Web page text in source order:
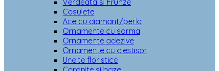
Verdeata si Frunze
Cosulete
Ace cu diamant/perla
Ornamente cu sarma
Ornamente adezive
Ornamente cu clestisor
Unelte floristice